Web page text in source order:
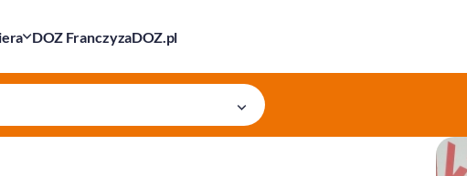
DOZ FranczyzaDOZ.pl